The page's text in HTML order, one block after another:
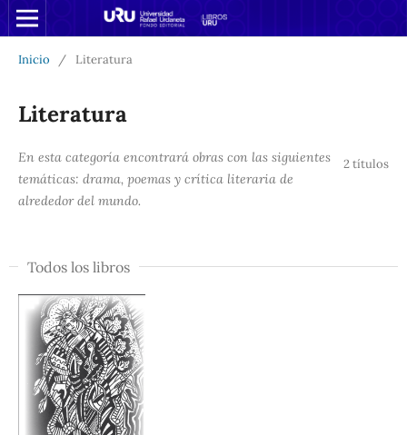
Inicio / Literatura
Literatura
2 títulos
En esta categoría encontrará obras con las siguientes
temáticas: drama, poemas y crítica literaria de
alrededor del mundo.
Todos los libros